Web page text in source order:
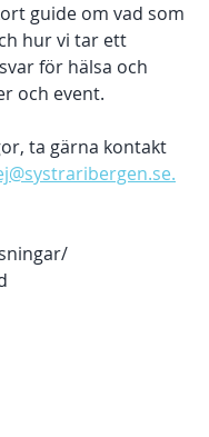
guide om vad som
hur vi tar ett
för hälsa och
och event.
ta gärna kontakt